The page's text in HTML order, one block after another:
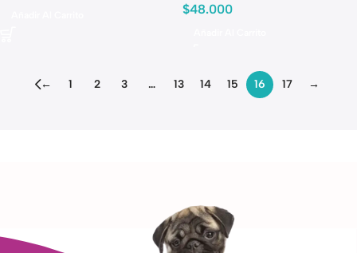
$48.000
← 1 2 3 … 13 14 15 16 17 →